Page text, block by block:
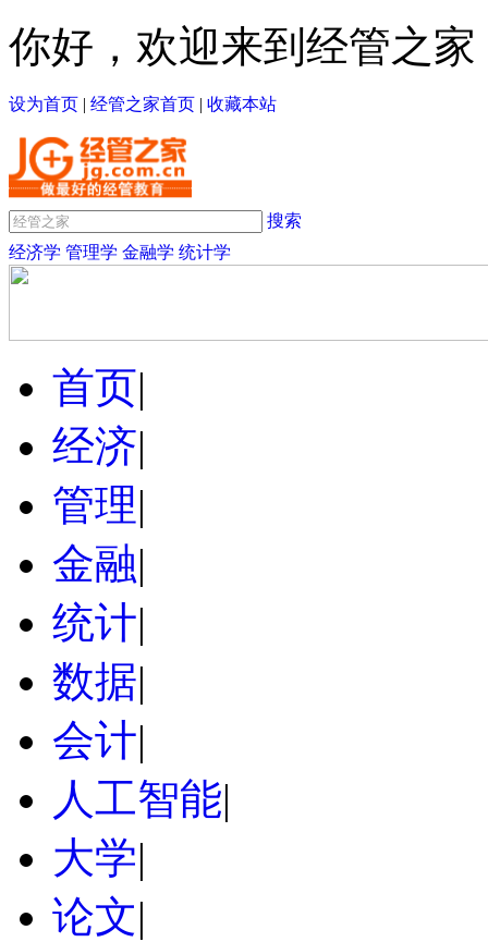
你好，欢迎来到经管之家
设为首页 | 经管之家首页 | 收藏本站
搜索
经济学 管理学 金融学 统计学
首页|
经济|
管理|
金融|
统计|
数据|
会计|
人工智能|
大学|
论文|